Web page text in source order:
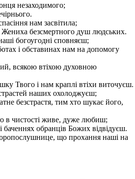
незаходимого;
нам засвітила;
безсмертного душ людських.
богоугодні сповняєш;
і обставинах нам на допомогу
всякою втіхою духовною
Твого і нам краплі втіхи виточуєш.
наших охолоджуєш;
безстрастя, тим хто шукає його,
в чистості живе, дуже любиш;
баченнях обранців Божих відвідуєш.
що прохання наші на